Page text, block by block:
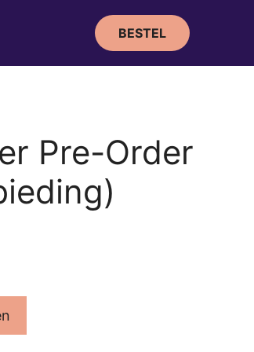
BESTEL
Pre-Order